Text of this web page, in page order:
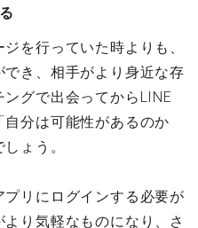
を行っていた時よりも、
き、相手がより身近な存
グで出会ってからLINE
分は可能性があるのか
ょう。
リにログインする必要が
り気軽なものになり、さ